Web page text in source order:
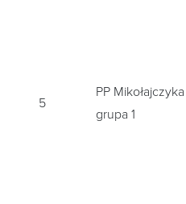
5
PP Mikołajczyka
grupa 1